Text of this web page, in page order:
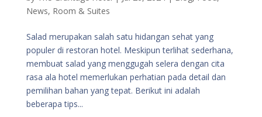
News, Room & Suites
Salad merupakan salah satu hidangan sehat yang
populer di restoran hotel. Meskipun terlihat sederhana,
membuat salad yang menggugah selera dengan cita
rasa ala hotel memerlukan perhatian pada detail dan
pemilihan bahan yang tepat. Berikut ini adalah
beberapa tips...